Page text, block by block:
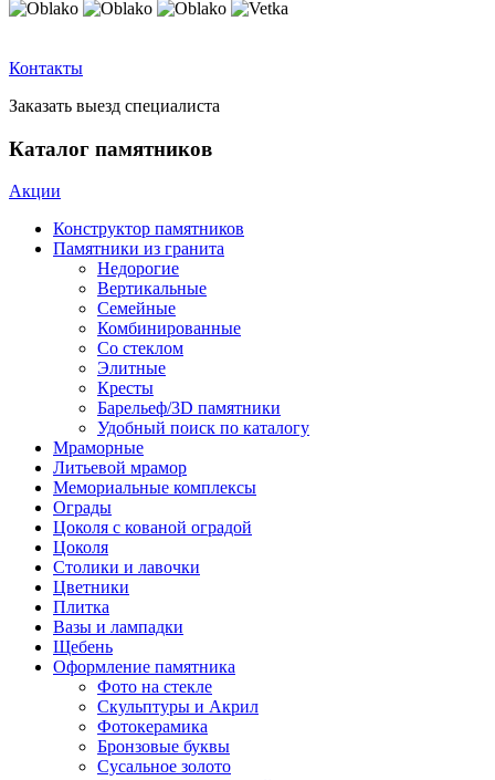
Контакты
Заказать выезд специалиста
Каталог памятников
Акции
Конструктор памятников
Памятники из гранита
Недорогие
Вертикальные
Семейные
Комбинированные
Со стеклом
Элитные
Кресты
Барельеф/3D памятники
Удобный поиск по каталогу
Мраморные
Литьевой мрамор
Мемориальные комплексы
Ограды
Цоколя с кованой оградой
Цоколя
Столики и лавочки
Цветники
Плитка
Вазы и лампадки
Щебень
Оформление памятника
Фото на стекле
Скульптуры и Акрил
Фотокерамика
Бронзовые буквы
Сусальное золото